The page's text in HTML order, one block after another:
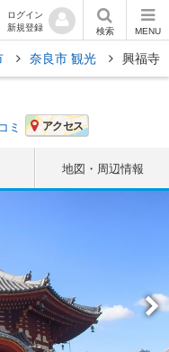
ログイン
新規登録
検索 MENU
奈良市 観光 興福寺
ミ アクセス
地図・周辺情報